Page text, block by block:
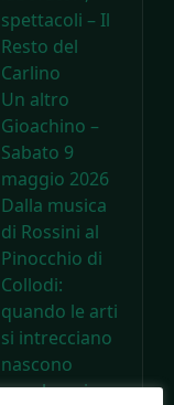
spettacoli – Il
Resto del
Carlino
Un altro
Gioachino –
Sabato 9
maggio 2026
Dalla musica
di Rossini al
Pinocchio di
Collodi:
quando le arti
si intrecciano
nascono
capolavori –